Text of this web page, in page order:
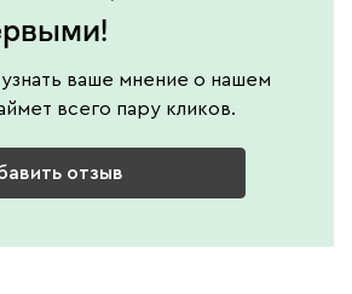
ваше мнение о нашем
всего пару кликов.
отзыв